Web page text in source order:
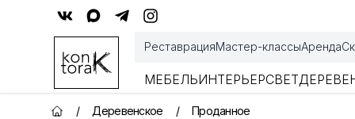
РеставрацияМастер-классыАренда
МЕБЕЛЬИНТЕРЬЕРСВЕТ
Главная страница
/ Деревенское / Проданное